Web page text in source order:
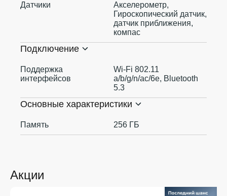
Акции
Датчики
Акселерометр,
Гироскопический датчик,
датчик приближения,
компас
Подключение
Поддержка
интерфейсов
Wi-Fi 802.11
a/b/g/n/ac/6e, Bluetooth
5.3
Основные характеристики
Память 256 ГБ